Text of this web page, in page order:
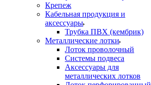
Крепеж
Кабельная продукция и
аксессуары
Трубка ПВХ (кембрик)
Металлические лотки
Лоток проволочный
Системы подвеса
Аксессуары для
металлических лотков